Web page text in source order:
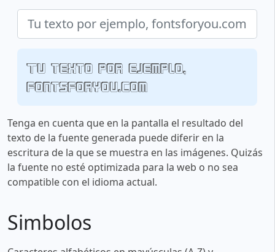
Tu texto por ejemplo,
fontsforyou.com
Tenga en cuenta que en la pantalla el resultado del
texto de la fuente generada puede diferir en la
escritura de la que se muestra en las imágenes. Quizás
la fuente no esté optimizada para la web o no sea
compatible con el idioma actual.
Simbolos